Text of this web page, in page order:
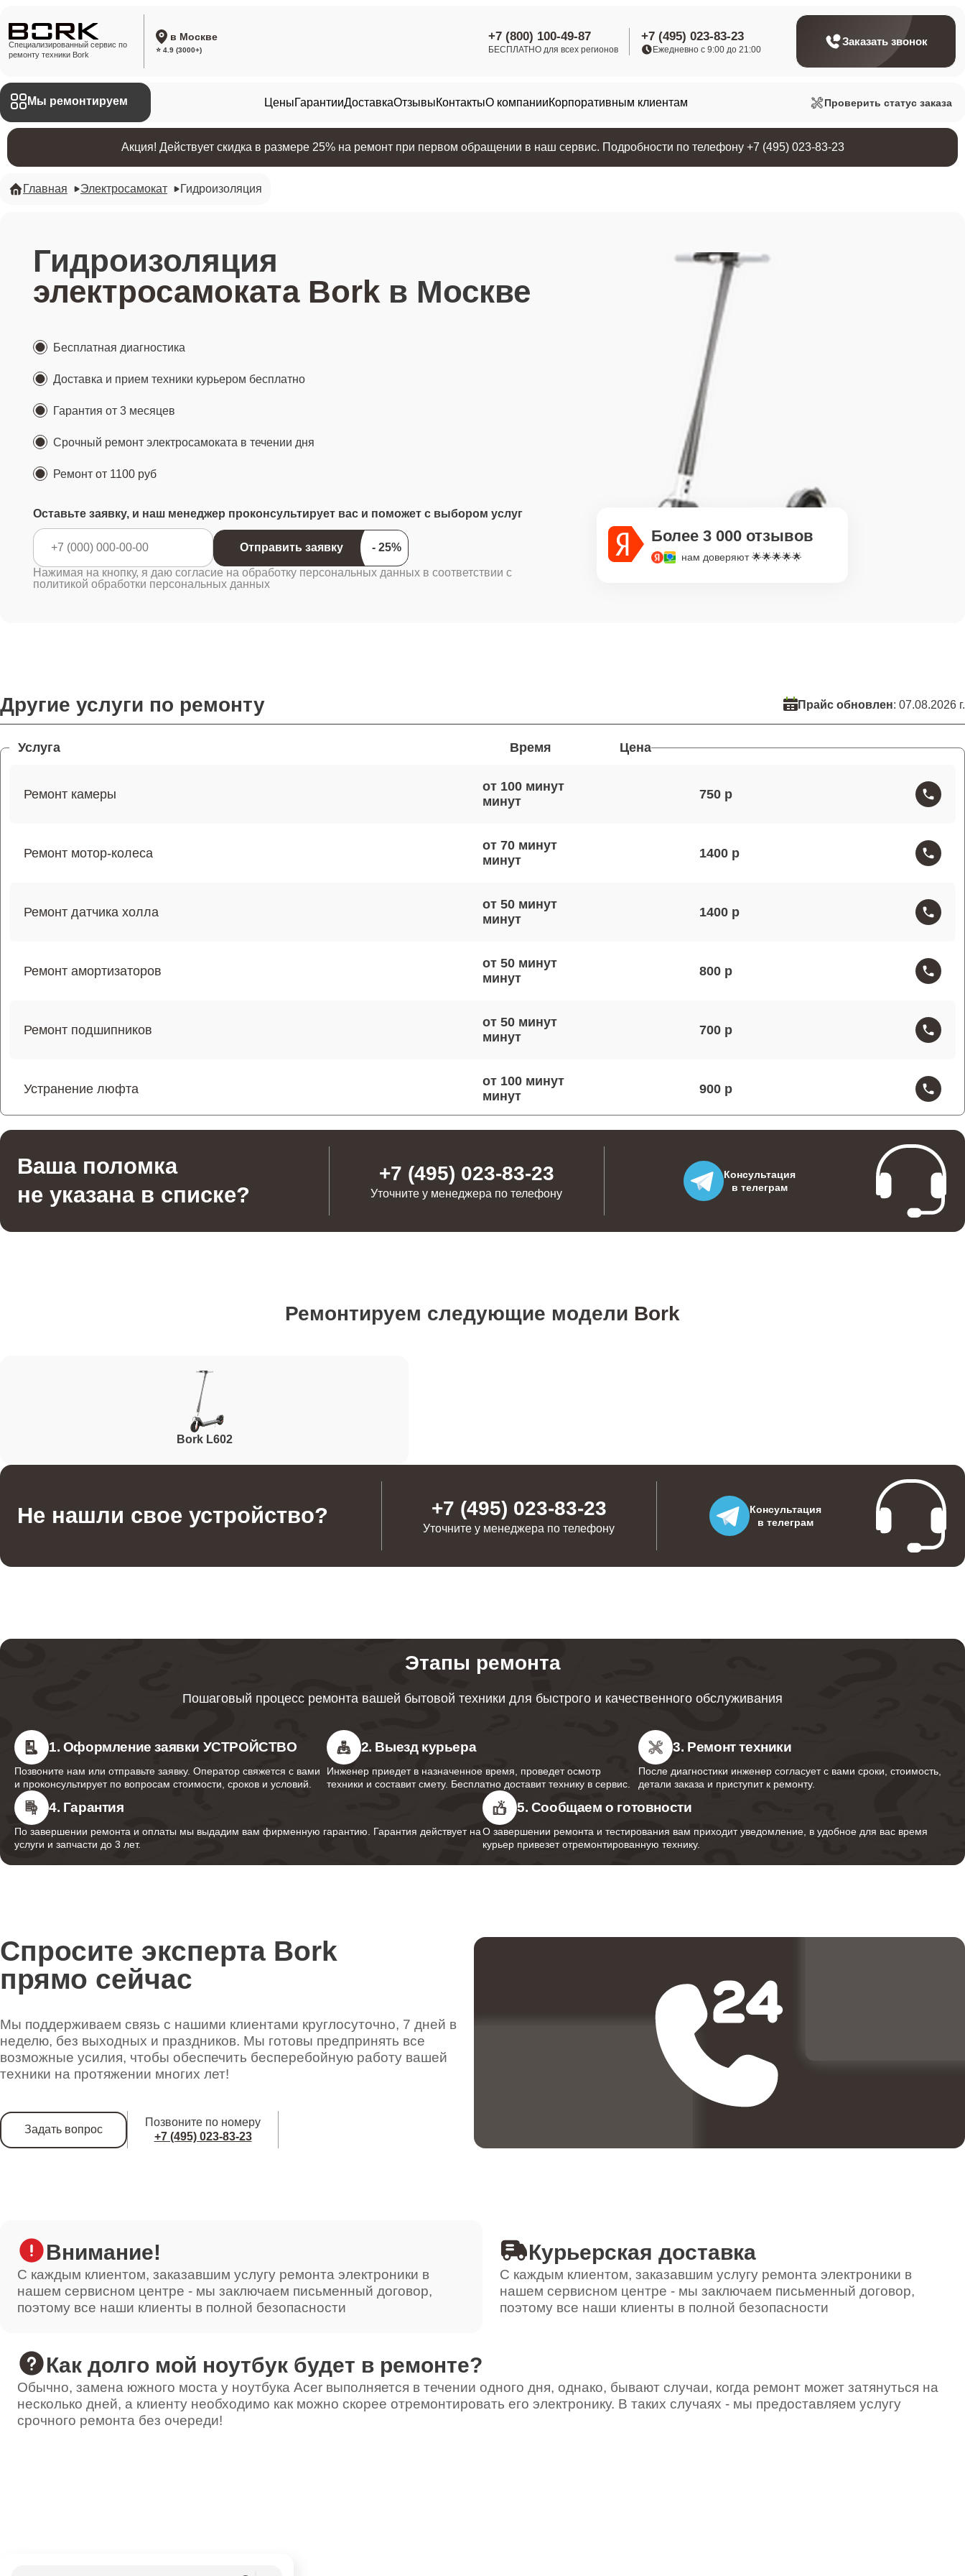
Специализированный сервис по
ремонту техники Bork
в Москве
⭐ 4.9 (3000+)
+7 (800) 100-49-87
БЕСПЛАТНО для всех регионов
+7 (495) 023-83-23
Ежедневно с 9:00 до 21:00
Заказать звонок
Мы ремонтируем ЦеныГарантииДоставкаОтзывыКонтактыО компанииКорпоративным клиентам Проверить статус заказа
Акция! Действует скидка в размере 25% на ремонт при первом обращении в наш сервис. Подробности по телефону +7 (495) 023-83-23
Главная Электросамокат Гидроизоляция
Гидроизоляция
электросамоката Bork в Москве
Бесплатная диагностика
Доставка и прием техники курьером бесплатно
Гарантия от 3 месяцев
Срочный ремонт электросамоката в течении дня
Ремонт от 1100 руб
Оставьте заявку, и наш менеджер проконсультирует вас и поможет с выбором услуг
Отправить заявку
Нажимая на кнопку, я даю согласие на обработку персональных данных в соответствии с
политикой обработки персональных данных
Более 3 000 отзывов
нам доверяют 🌟🌟🌟🌟🌟
Другие услуги по ремонту Прайс обновлен: 07.08.2026 г.
Услуга Время Цена
Ремонт камеры
от 100 минут
750
Ремонт мотор-колеса
от 70 минут
1400
Ремонт датчика холла
от 50 минут
1400
Ремонт амортизаторов
от 50 минут
800
Ремонт подшипников
от 50 минут
700
Устранение люфта
от 100 минут
900
Апгрейд
от 100 минут
от 50 минут
Ремонт платы управления (восстановление)
1100
от 60 минут
Ваша поломка
не указана в списке?
+7 (495) 023-83-23
Уточните у менеджера по телефону
Консультация
в телеграм
Ремонтируем следующие модели Bork
Bork L602
Не нашли свое устройство? +7 (495) 023-83-23
Уточните у менеджера по телефону
Консультация
в телеграм
Этапы ремонта
Пошаговый процесс ремонта вашей бытовой техники для быстрого и качественного обслуживания
1. Оформление заявки УСТРОЙСТВО
Позвоните нам или отправьте заявку. Оператор свяжется с вами
и проконсультирует по вопросам стоимости, сроков и условий.
2. Выезд курьера
Инженер приедет в назначенное время, проведет осмотр
техники и составит смету. Бесплатно доставит технику в сервис.
3. Ремонт техники
После диагностики инженер согласует с вами сроки, стоимость,
детали заказа и приступит к ремонту.
4. Гарантия
По завершении ремонта и оплаты мы выдадим вам фирменную гарантию. Гарантия действует на
услуги и запчасти до 3 лет.
5. Сообщаем о готовности
О завершении ремонта и тестирования вам приходит уведомление, в удобное для вас время
курьер привезет отремонтированную технику.
Спросите эксперта Bork
прямо сейчас
Мы поддерживаем связь с нашими клиентами круглосуточно, 7 дней в
неделю, без выходных и праздников. Мы готовы предпринять все
возможные усилия, чтобы обеспечить бесперебойную работу вашей
техники на протяжении многих лет!
Задать вопрос
Позвоните по номеру
+7 (495) 023-83-23
Внимание!
С каждым клиентом, заказавшим услугу ремонта электроники в
нашем сервисном центре - мы заключаем письменный договор,
поэтому все наши клиенты в полной безопасности
Курьерская доставка
С каждым клиентом, заказавшим услугу ремонта электроники в
нашем сервисном центре - мы заключаем письменный договор,
поэтому все наши клиенты в полной безопасности
Как долго мой ноутбук будет в ремонте?
Обычно, замена южного моста у ноутбука Acer выполняется в течении одного дня, однако, бывают случаи, когда ремонт может затянуться на
несколько дней, а клиенту необходимо как можно скорее отремонтировать его электронику. В таких случаях - мы предоставляем услугу
срочного ремонта без очереди!